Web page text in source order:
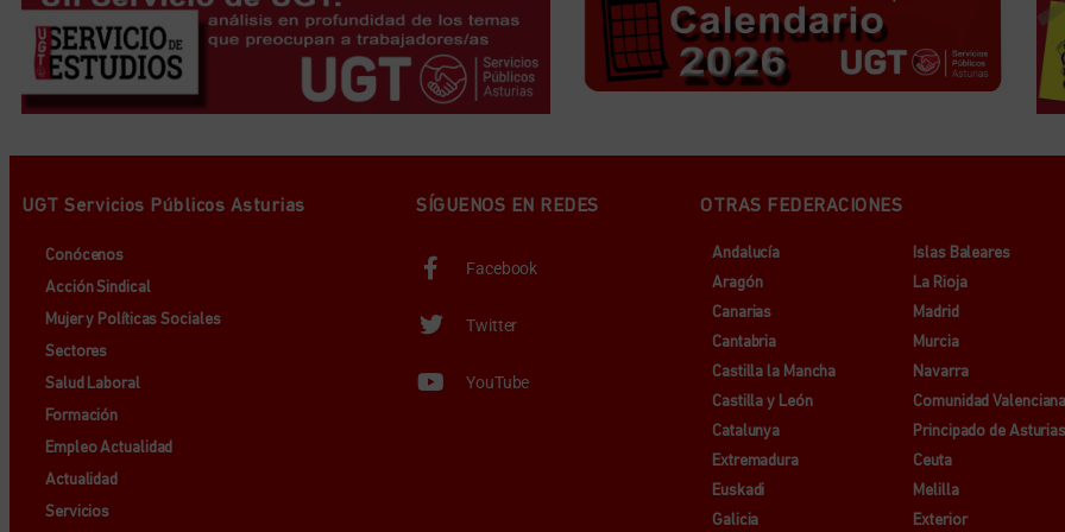
UGT Servicios Públicos Asturias
Conócenos
Acción Sindical
Mujer y Políticas Sociales
Sectores
Salud Laboral
Formación
Empleo Actualidad
Actualidad
Servicios
SÍGUENOS EN REDES
Facebook
Twitter
YouTube
OTRAS FEDERACIONES
Andalucía
Aragón
Canarias
Cantabria
Castilla la Mancha
Castilla y León
Catalunya
Extremadura
Euskadi
Galicia
Islas Baleares
La Rioja
Madrid
Murcia
Navarra
Comunidad
Principado de
Ceuta
Melilla
Exterior